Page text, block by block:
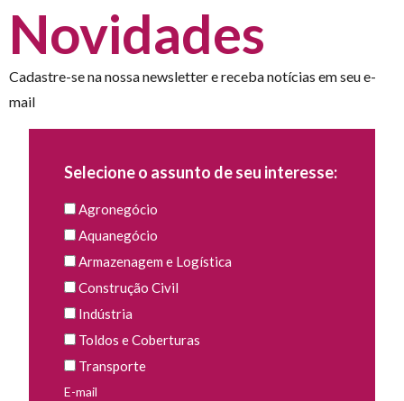
Novidades
Cadastre-se na nossa newsletter e receba notícias em seu e-
mail
Selecione o assunto de seu interesse:
Agronegócio
Aquanegócio
Armazenagem e Logística
Construção Civil
Indústria
Toldos e Coberturas
Transporte
E-mail